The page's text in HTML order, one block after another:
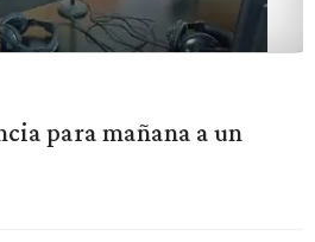
para mañana a un